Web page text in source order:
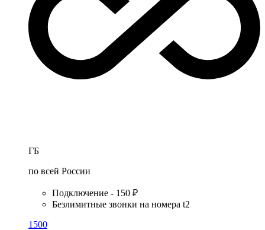
ГБ
по всей России
Подключение - 150 ₽
Безлимитные звонки на номера t2
1500